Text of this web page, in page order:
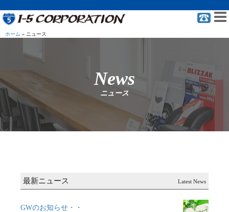
ホーム » ニュース
News
ニュース
最新ニュース Latest News
GWのお知らせ・・